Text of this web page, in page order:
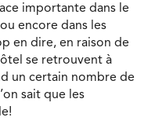
importante dans le
encore dans les
en dire, en raison de
se retrouvent à
un certain nombre de
sait que les